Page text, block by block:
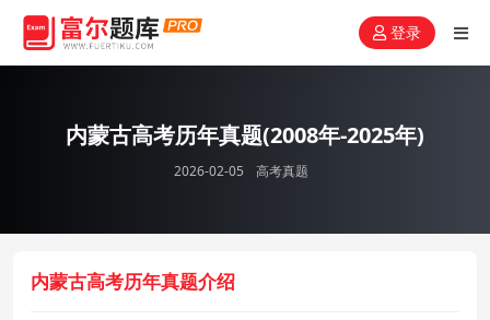
登录
内蒙古高考历年真题(2008年-2025年)
2026-02-05 高考真题
内蒙古高考历年真题介绍